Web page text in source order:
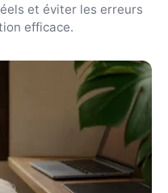
et éviter les erreurs
efficace.